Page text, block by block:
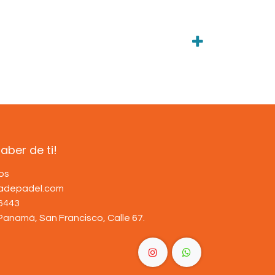
de ti!
San Francisco, Calle 67.